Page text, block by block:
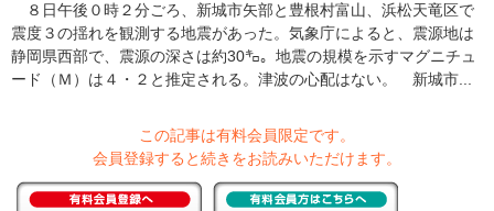
８日午後０時２分ごろ、新城市矢部と豊根村富山、浜松天竜区で
震度３の揺れを観測する地震があった。気象庁によると、震源地は
静岡県西部で、震源の深さは約30㌔。地震の規模を示すマグニチュ
ード（Ｍ）は４・２と推定される。津波の心配はない。 新城市...
この記事は有料会員限定です。
会員登録すると続きをお読みいただけます。